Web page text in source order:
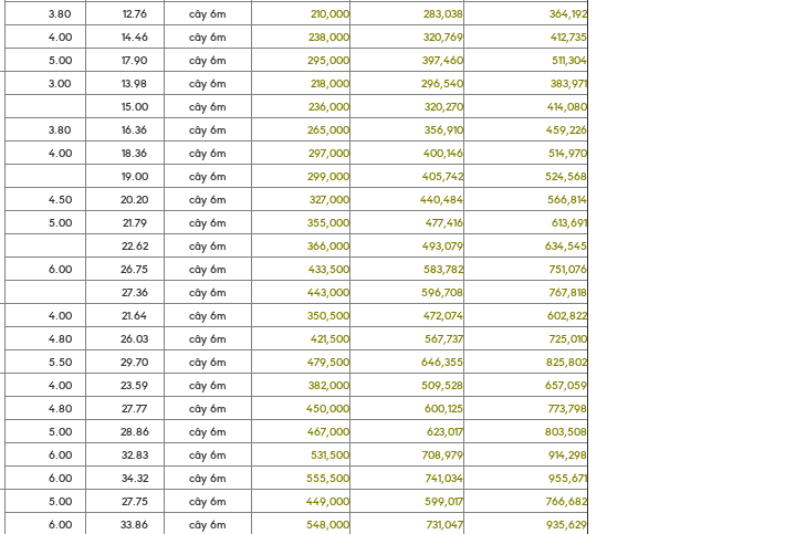
3.80 12.76 cây 6m 210,000 283,038
364,192
4.00 14.46 cây 6m 238,000 320,769
412,735
5.00 17.90 cây 6m 295,000 397,460
511,304
3.00 13.98 cây 6m 218,000 296,540
383,971
15.00 cây 6m 236,000 320,270
414,080
3.80 16.36 cây 6m 265,000 356,910
459,226
4.00 18.36 cây 6m 297,000 400,146
514,970
19.00 cây 6m 299,000 405,742
524,568
4.50 20.20 cây 6m 327,000 440,484
566,814
5.00 21.79 cây 6m 355,000 477,416
613,691
22.62 cây 6m 366,000 493,079
634,545
6.00 26.75 cây 6m 433,500 583,782
751,076
27.36 cây 6m 443,000 596,708
767,818
4.00 21.64 cây 6m 350,500 472,074
602,822
4.80 26.03 cây 6m 421,500 567,737
725,010
5.50 29.70 cây 6m 479,500 646,355
825,802
4.00 23.59 cây 6m 382,000 509,528
657,059
4.80 27.77 cây 6m 450,000 600,125
773,798
5.00 28.86 cây 6m 467,000 623,017
803,508
6.00 32.83 cây 6m 531,500 708,979
914,298
6.00 34.32 cây 6m 555,500 741,034
955,671
5.00 27.75 cây 6m 449,000 599,017
766,682
6.00 33.86 cây 6m 548,000 731,047
935,629